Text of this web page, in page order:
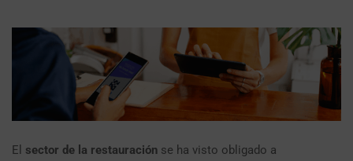
El sector de la restauración se ha visto obligado a